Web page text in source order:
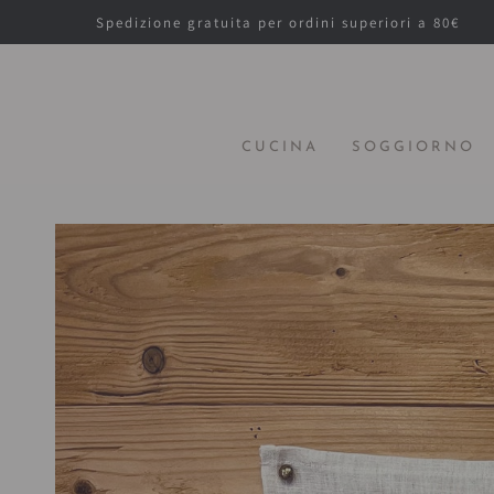
PASSA AL
CONTENUTOSpedizione gratuita per ordini superiori a 80€
CUCINA SOGGIORNO
PASSA ALLE
INFORMAZIONE
SUL PRODOTTO